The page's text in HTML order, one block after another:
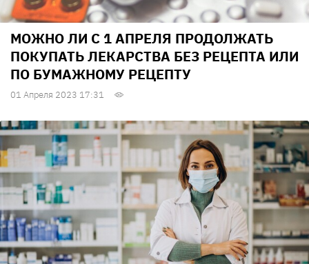
МОЖНО ЛИ С 1 АПРЕЛЯ ПРОДОЛЖАТЬ
ПОКУПАТЬ ЛЕКАРСТВА БЕЗ РЕЦЕПТА ИЛИ
ПО БУМАЖНОМУ РЕЦЕПТУ
01 Апреля 2023 17:31